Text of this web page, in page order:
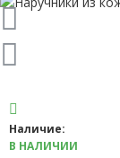
Наличие:
В НАЛИЧИИ